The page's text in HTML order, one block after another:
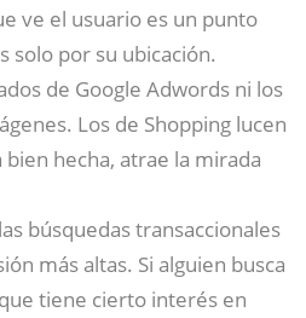
ve el usuario es un punto
solo por su ubicación.
de Google Adwords ni los
Los de Shopping lucen
hecha, atrae la mirada
búsquedas transaccionales
más altas. Si alguien busca
tiene cierto interés en